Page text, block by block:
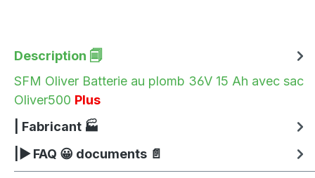
Description 🗐
SFM Oliver Batterie au plomb 36V 15 Ah avec sac
Oliver500 Plus
| Fabricant 🏭
|▶ FAQ 😀 documents 📄